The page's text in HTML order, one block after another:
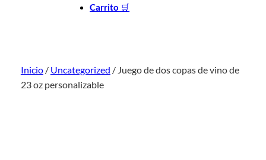
Carrito 🛒
Inicio/ Uncategorized / Juego de dos copas de vino de
23 oz personalizable